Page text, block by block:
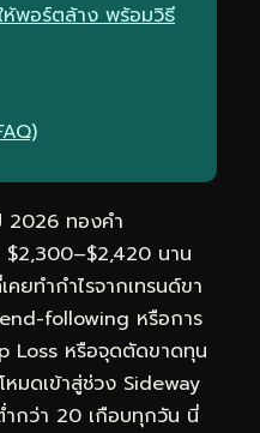
พอร์ตล้าง พร้อมวิธี
2026 ทองคำ
$2,300–$2,420 นาน
ยทำกำไรจากเทรนด์ขา
following หรือการ
Loss หรือจุดตัดขาดทุน
มดเข้าสู่ช่วง Sideway
กว่า 20 เกือบทุกวัน นี่